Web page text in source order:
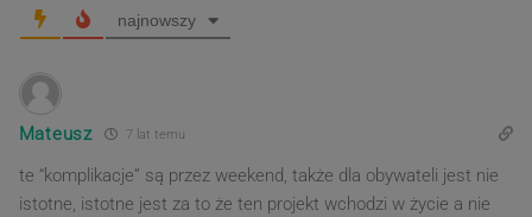
najnowszy
Mateusz 7 lat temu
te “komplikacje” są przez weekend, także dla obywateli jest nie
istotne, istotne jest za to że ten projekt wchodzi w życie a nie